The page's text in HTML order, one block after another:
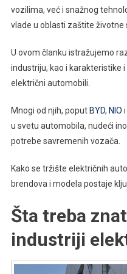
vozilima, već i snažnog
vlade u oblasti zaštite životne
U ovom članku istražujemo
industriju, kao i karakteristike i
električni automobili.
Mnogi od njih, poput BYD, NIO i
u svetu automobila, nudeći
potrebe savremenih vozača.
Kako se tržište električnih
brendova i modela postaje
Šta treba
industriji